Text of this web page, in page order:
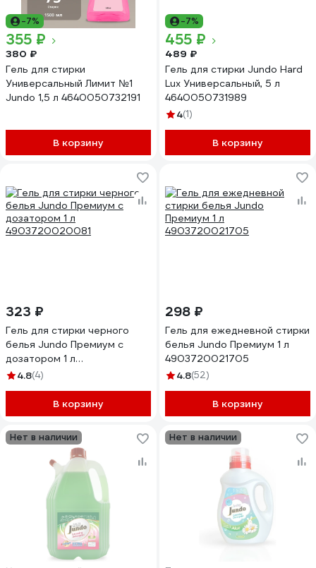
-7%
355 ₽
380 ₽
Гель для стирки
Универсальный Лимит №1
Jundo 1,5 л 4640050732191
В корзину
-7%
455 ₽
489 ₽
Гель для стирки Jundo Hard
Lux Универсальный, 5 л
4640050731989
4(1)
В корзину
323 ₽
Гель для стирки черного
белья Jundo Премиум с
дозатором 1 л
4903720020081
4.8(4)
В корзину
298 ₽
Гель для ежедневной стирки
белья Jundo Премиум 1 л
4903720021705
4.8(52)
В корзину
Нет в наличии Нет в наличии